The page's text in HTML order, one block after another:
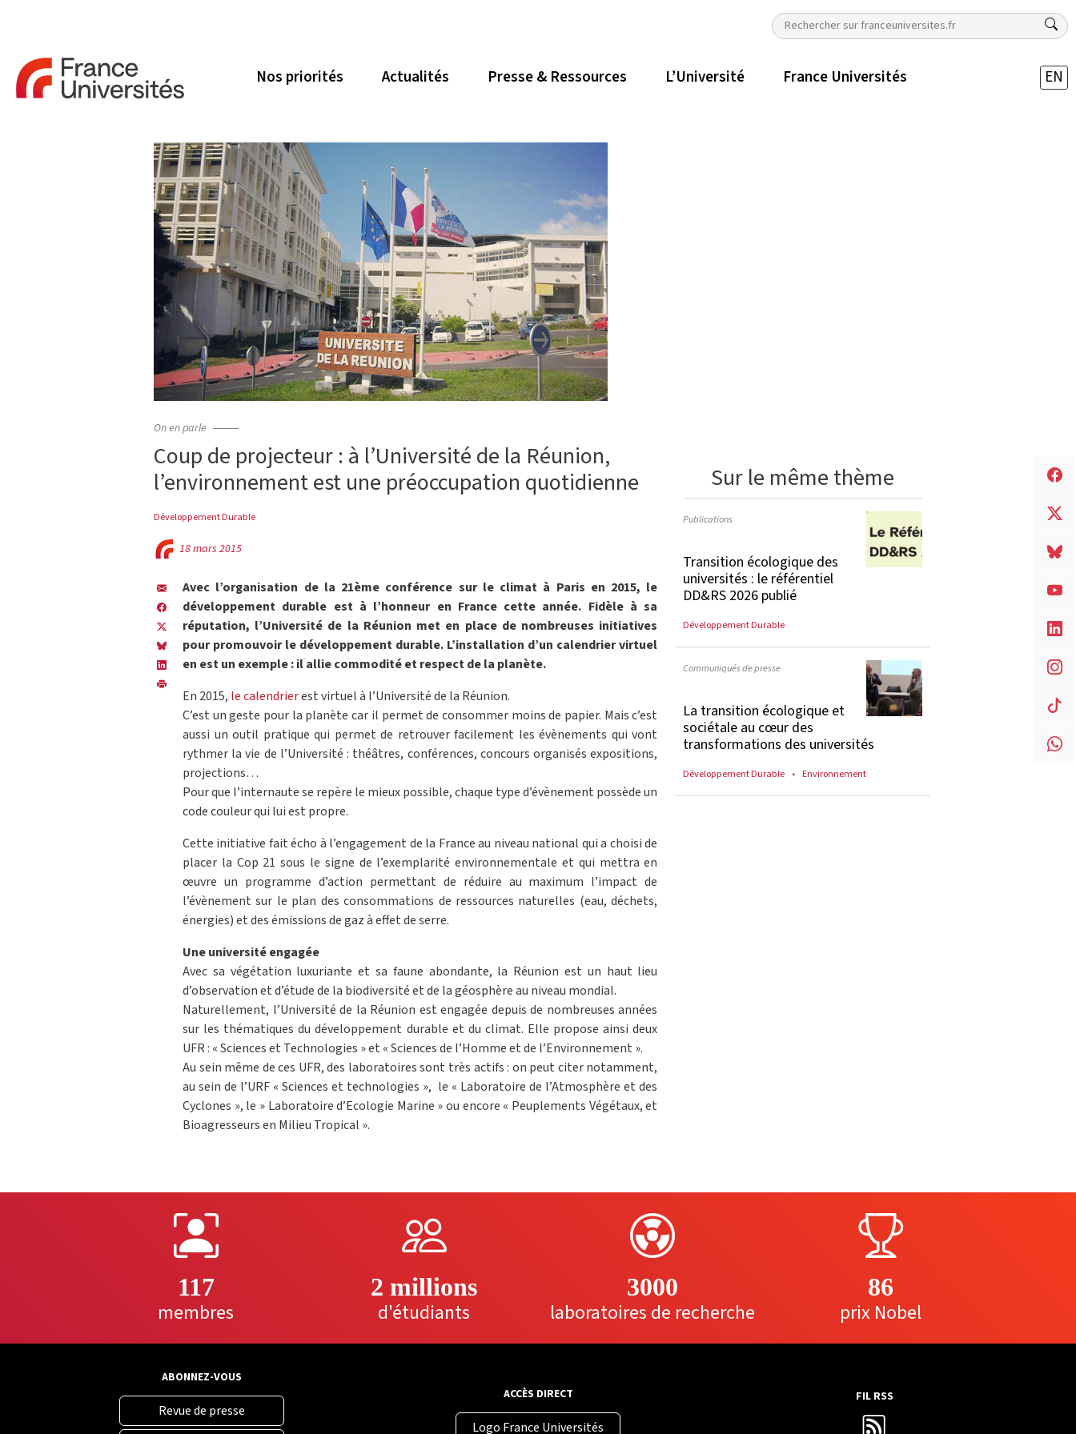
Nos priorités Actualités Presse & Ressources L’Université France Universités EN
On en parle
Coup de projecteur : à l’Université de la Réunion,
l’environnement est une préoccupation quotidienne
Développement Durable
18 mars 2015
Avec l’organisation de la 21ème conférence sur le climat à Paris en 2015, le
développement durable est à l’honneur en France cette année. Fidèle à sa
réputation, l’Université de la Réunion met en place de nombreuses initiatives
pour promouvoir le développement durable. L’installation d’un calendrier virtuel
en est un exemple : il allie commodité et respect de la planète.
En 2015, le calendrierest virtuel à l’Université de la Réunion.
C’est un geste pour la planète car il permet de consommer moins de papier. Mais c’est
aussi un outil pratique qui permet de retrouver facilement les évènements qui vont
rythmer la vie de l’Université : théâtres, conférences, concours organisés expositions,
projections…
Pour que l’internaute se repère le mieux possible, chaque type d’évènement possède un
code couleur qui lui est propre.
Cette initiative fait écho à l’engagement de la France au niveau national qui a choisi de
placer la Cop 21 sous le signe de l’exemplarité environnementale et qui mettra en
œuvre un programme d’action permettant de réduire au maximum l’impact de
l’évènement sur le plan des consommations de ressources naturelles (eau, déchets,
énergies) et des émissions de gaz à effet de serre.
Une université engagée
Avec sa végétation luxuriante et sa faune abondante, la Réunion est un haut lieu
d’observation et d’étude de la biodiversité et de la géosphère au niveau mondial.
Naturellement, l’Université de la Réunion est engagée depuis de nombreuses années
sur les thématiques du développement durable et du climat. Elle propose ainsi deux
UFR : « Sciences et Technologies » et « Sciences de l’Homme et de l’Environnement ».
Au sein même de ces UFR, des laboratoires sont très actifs : on peut citer notamment,
au sein de l’URF « Sciences et technologies », le « Laboratoire de l’Atmosphère et des
Cyclones », le » Laboratoire d’Ecologie Marine » ou encore « Peuplements Végétaux, et
Bioagresseurs en Milieu Tropical ».
Sur le même thème
Publications
Transition écologique des
universités : le référentiel
DD&RS 2026 publié
Développement Durable
Communiqués de presse
La transition écologique et
sociétale au cœur des
transformations des universités
Développement Durable Environnement
117
membres
2 millions
d'étudiants
3000
laboratoires de recherche
86
prix Nobel
ABONNEZ-VOUS
Revue de presse
ACCÈS DIRECT
Logo France Universités
FIL RSS